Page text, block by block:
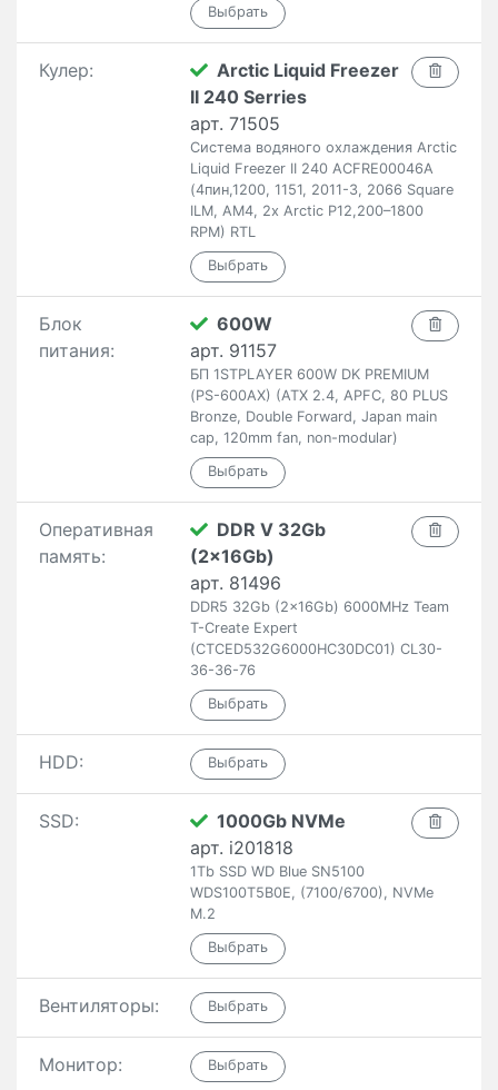
Кулер:
Arctic Liquid Freezer
II 240 Serries
арт. 71505
Система водяного охлаждения Arctic
Liquid Freezer II 240 ACFRE00046A
(4пин,1200, 1151, 2011-3, 2066 Square
ILM, AM4, 2x Arctic P12,200–1800
RPM) RTL
Блок
питания:
600W
арт. 91157
БП 1STPLAYER 600W DK PREMIUM
(PS-600AX) (ATX 2.4, APFC, 80 PLUS
Bronze, Double Forward, Japan main
cap, 120mm fan, non-modular)
Оперативная
память:
DDR V 32Gb
(2x16Gb)
арт. 81496
DDR5 32Gb (2x16Gb) 6000MHz Team
T-Create Expert
(CTCED532G6000HC30DC01) CL30-
36-36-76
HDD:
SSD:
1000Gb NVMe
арт. i201818
1Tb SSD WD Blue SN5100
WDS100T5B0E, (7100/6700), NVMe
M.2
Вентиляторы:
Монитор: